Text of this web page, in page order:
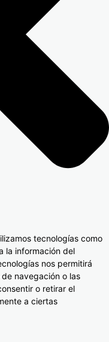
tecnologías como
la información del
nos permitirá
navegación o las
o retirar el
a ciertas